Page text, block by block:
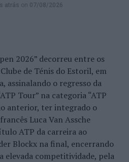
atrás on 07/08/2026
2026” decorreu entre os
de Ténis do Estoril, em
assinalando o regresso da
Tour” na categoria “ATP
anterior, ter integrado o
Luca Van Assche
ATP da carreira ao
Blockx na final, encerrando
elevada competitividade, pela